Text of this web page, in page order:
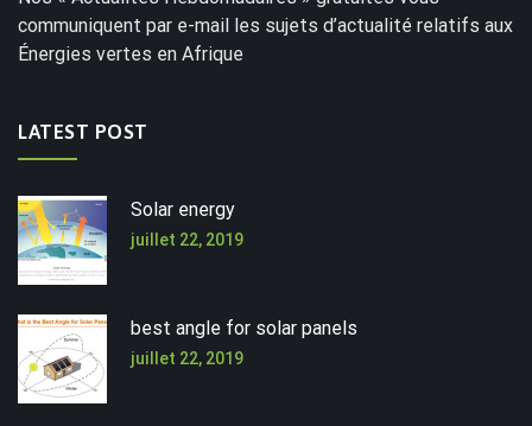
communiquent par e-mail les sujets d’actualité relatifs aux
Énergies vertes en Afrique
LATEST POST
Solar energy
juillet 22, 2019
best angle for solar panels
juillet 22, 2019